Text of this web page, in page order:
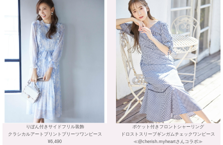
りぼん付きサイドフリル装飾
クラシカルアートプリントプリーツワンピース
¥6,490
ポケット付きフロントシャーリング
ドロストスリーブギンガムチェックワンピース
≪@cherish.myheartさんコラボ≫